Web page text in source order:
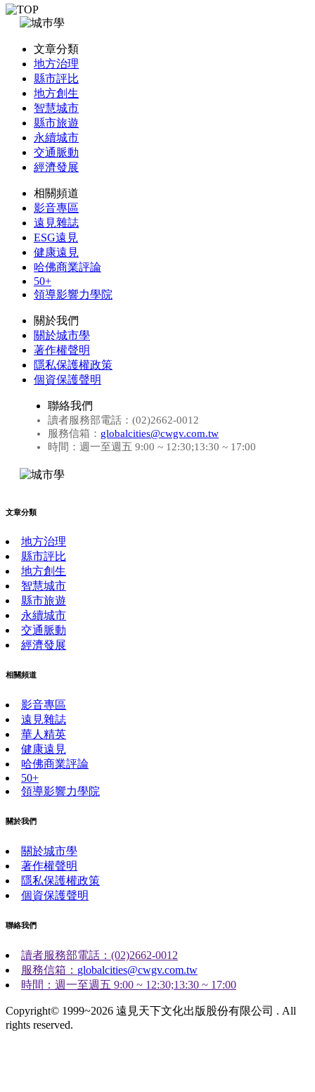
文章分類
地方治理
縣市評比
地方創生
智慧城市
縣市旅遊
永續城市
交通脈動
經濟發展
相關頻道
影音專區
遠見雜誌
ESG遠見
健康遠見
哈佛商業評論
50+
領導影響力學院
關於我們
關於城市學
著作權聲明
隱私保護權政策
個資保護聲明
聯絡我們
讀者服務部電話：(02)2662-0012
服務信箱： globalcities@cwgv.com.tw
時間：週一至週五 9:00 ~ 12:30;13:30 ~ 17:00
文章分類
地方治理
縣市評比
地方創生
智慧城市
縣市旅遊
永續城市
交通脈動
經濟發展
相關頻道
影音專區
遠見雜誌
華人精英
健康遠見
哈佛商業評論
50+
領導影響力學院
關於我們
關於城市學
著作權聲明
隱私保護權政策
個資保護聲明
聯絡我們
讀者服務部電話：(02)2662-0012
服務信箱： globalcities@cwgv.com.tw
時間：週一至週五 9:00 ~ 12:30;13:30 ~ 17:00
Copyright© 1999~2026 遠見天下文化出版股份有限公司 . All
rights reserved.